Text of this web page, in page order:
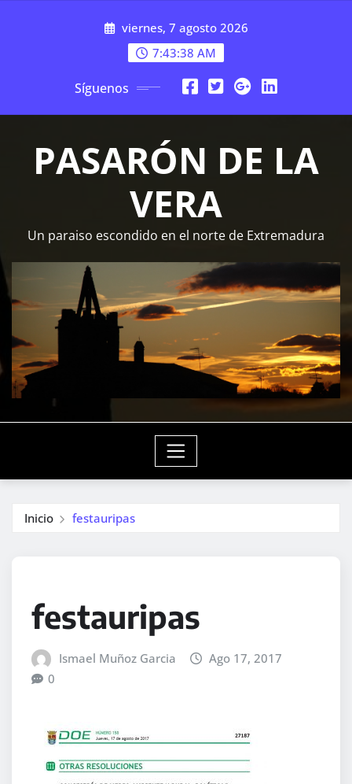
viernes, 7 agosto 2026
7:43:38 AM
Síguenos
PASARÓN DE LA
VERA
Un paraiso escondido en el norte de Extremadura
Inicio festauripas
festauripas
Ismael Muñoz Garcia
Ago 17, 2017
0